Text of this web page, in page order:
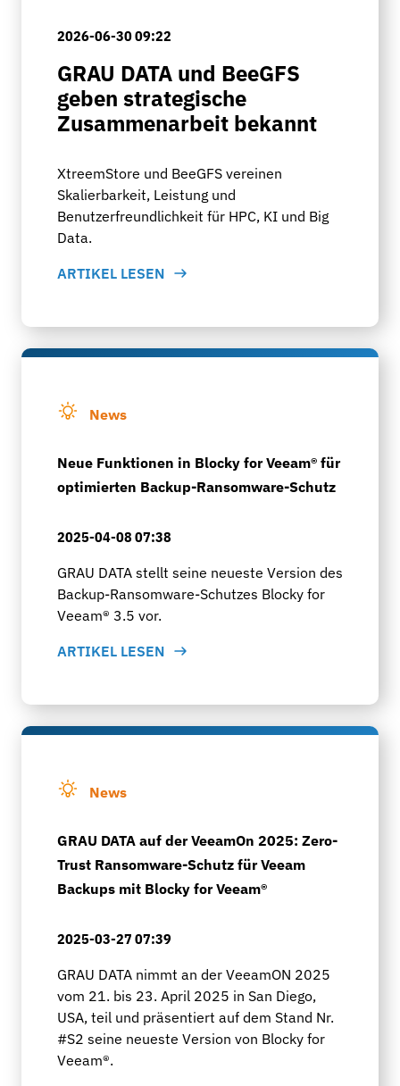
2026-06-30 09:22
GRAU DATA und BeeGFS
geben strategische
Zusammenarbeit bekannt
XtreemStore und BeeGFS vereinen
Skalierbarkeit, Leistung und
Benutzerfreundlichkeit für HPC, KI und Big
Data.
ARTIKEL LESEN
News
Neue Funktionen in Blocky for Veeam® für
optimierten Backup-Ransomware-Schutz
2025-04-08 07:38
GRAU DATA stellt seine neueste Version des
Backup-Ransomware-Schutzes Blocky for
Veeam® 3.5 vor.
ARTIKEL LESEN
News
GRAU DATA auf der VeeamOn 2025: Zero-
Trust Ransomware-Schutz für Veeam
Backups mit Blocky for Veeam®
2025-03-27 07:39
GRAU DATA nimmt an der VeeamON 2025
vom 21. bis 23. April 2025 in San Diego,
USA, teil und präsentiert auf dem Stand Nr.
#S2 seine neueste Version von Blocky for
Veeam®.